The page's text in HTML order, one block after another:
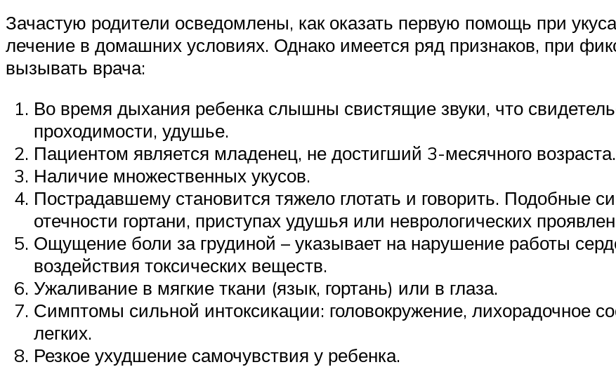
Зачастую родители осведомлены, как оказать первую помощь при
лечение в домашних условиях. Однако имеется ряд признаков, при
вызывать врача:
Во время дыхания ребенка слышны свистящие звуки, что
проходимости, удушье.
Пациентом является младенец, не достигший 3-месячного возраста.
Наличие множественных укусов.
Пострадавшему становится тяжело глотать и говорить. Подобные
отечности гортани, приступах удушья или неврологических
Ощущение боли за грудиной – указывает на нарушение работы
воздействия токсических веществ.
Ужаливание в мягкие ткани (язык, гортань) или в глаза.
Симптомы сильной интоксикации: головокружение, лихорадочное
легких.
Резкое ухудшение самочувствия у ребенка.